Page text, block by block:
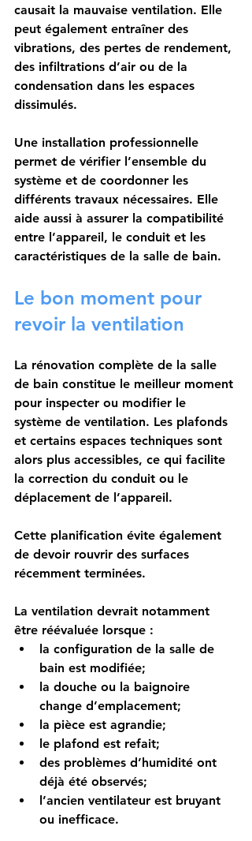
causait la mauvaise ventilation. Elle
peut également entraîner des
vibrations, des pertes de rendement,
des infiltrations d’air ou de la
condensation dans les espaces
dissimulés.
Une installation professionnelle
permet de vérifier l’ensemble du
système et de coordonner les
différents travaux nécessaires. Elle
aide aussi à assurer la compatibilité
entre l’appareil, le conduit et les
caractéristiques de la salle de bain.
Le bon moment pour
revoir la ventilation
La rénovation complète de la salle
de bain constitue le meilleur moment
pour inspecter ou modifier le
système de ventilation. Les plafonds
et certains espaces techniques sont
alors plus accessibles, ce qui facilite
la correction du conduit ou le
déplacement de l’appareil.
Cette planification évite également
de devoir rouvrir des surfaces
récemment terminées.
La ventilation devrait notamment
être réévaluée lorsque :
la configuration de la salle de
bain est modifiée;
la douche ou la baignoire
change d’emplacement;
la pièce est agrandie;
le plafond est refait;
des problèmes d’humidité ont
déjà été observés;
l’ancien ventilateur est bruyant
ou inefficace.